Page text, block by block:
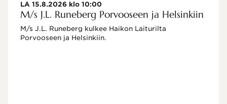
LA 15.8.2026 klo 10:00
M/s J.L. Runeberg Porvooseen ja Helsinkiin
M/s J.L. Runeberg kulkee Haikon Laiturilta
Porvooseen ja Helsinkiin.